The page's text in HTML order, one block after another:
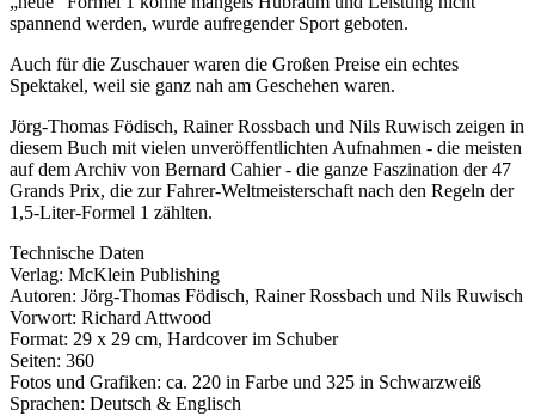
spannend werden, wurde aufregender Sport geboten.
Auch für die Zuschauer waren die Großen Preise ein echtes
Spektakel, weil sie ganz nah am Geschehen waren.
Jörg-Thomas Födisch, Rainer Rossbach und Nils Ruwisch zeigen in
diesem Buch mit vielen unveröffentlichten Aufnahmen - die meisten
auf dem Archiv von Bernard Cahier - die ganze Faszination der 47
Grands Prix, die zur Fahrer-Weltmeisterschaft nach den Regeln der
1,5-Liter-Formel 1 zählten.
Technische Daten
Verlag: McKlein Publishing
Autoren: Jörg-Thomas Födisch, Rainer Rossbach und Nils Ruwisch
Vorwort: Richard Attwood
Format: 29 x 29 cm, Hardcover im Schuber
Seiten: 360
Fotos und Grafiken: ca. 220 in Farbe und 325 in Schwarzweiß
Sprachen: Deutsch & Englisch